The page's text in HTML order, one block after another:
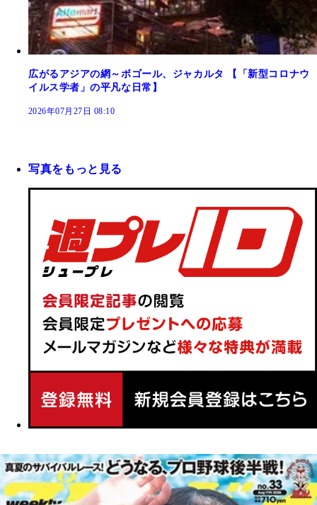
広がるアジアの網～ボゴール、ジャカルタ 【「新型コロナウ
イルス学者」の平凡な日常】
2026年07月27日 08:10
写真をもっと見る